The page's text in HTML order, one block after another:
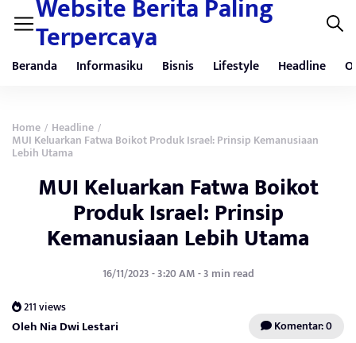
Website Berita Paling
Terpercaya
Beranda Informasiku Bisnis Lifestyle Headline
Home / Headline /
MUI Keluarkan Fatwa Boikot Produk Israel: Prinsip Kemanusiaan
Lebih Utama
MUI Keluarkan Fatwa Boikot
Produk Israel: Prinsip
Kemanusiaan Lebih Utama
16/11/2023 - 3:20 AM - 3 min read
211 views
Oleh Nia Dwi Lestari Komentar: 0